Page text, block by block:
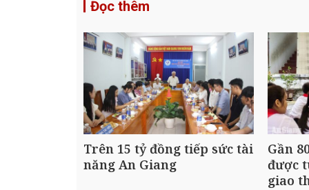
Đọc thêm
Trên 15 tỷ đồng tiếp sức tài
năng An Giang
Gần
được
giao